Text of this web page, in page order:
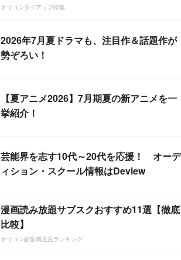
オリコンタイアップ特集
2026年7月夏ドラマも、注目作＆話題作が
勢ぞろい！
【夏アニメ2026】7月期夏の新アニメを一
挙紹介！
芸能界を志す10代～20代を応援！ オーデ
ィション・スクール情報はDeview
漫画読み放題サブスクおすすめ11選【徹底
比較】
オリコン顧客満足度ランキング